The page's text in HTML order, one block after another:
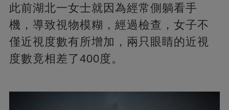
此前湖北一女士就因為經常側躺看手
機，導致視物模糊，經過檢查，女子不
僅近視度數有所增加，兩只眼睛的近視
度數竟相差了400度。